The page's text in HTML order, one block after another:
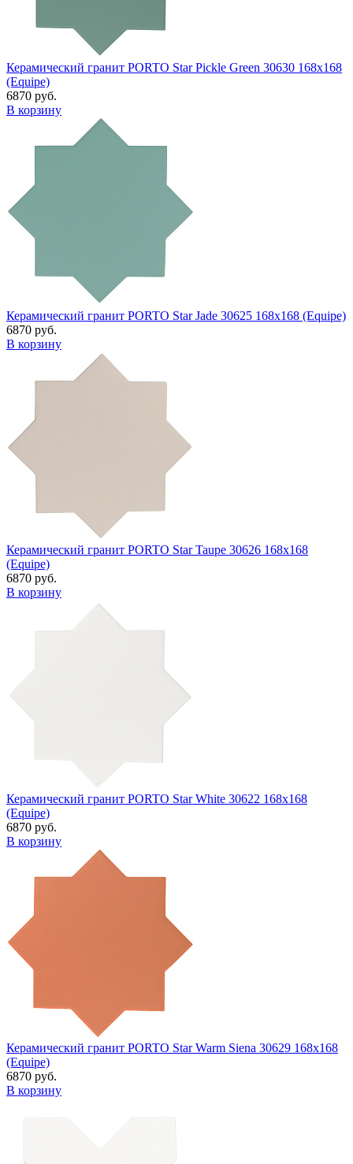
Керамический гранит PORTO Star Pickle Green 30630 168x168
(Equipe)
6870 руб.
В корзину
Керамический гранит PORTO Star Jade 30625 168x168 (Equipe)
6870 руб.
В корзину
Керамический гранит PORTO Star Taupe 30626 168x168
(Equipe)
6870 руб.
В корзину
Керамический гранит PORTO Star White 30622 168x168
(Equipe)
6870 руб.
В корзину
Керамический гранит PORTO Star Warm Siena 30629 168x168
(Equipe)
6870 руб.
В корзину